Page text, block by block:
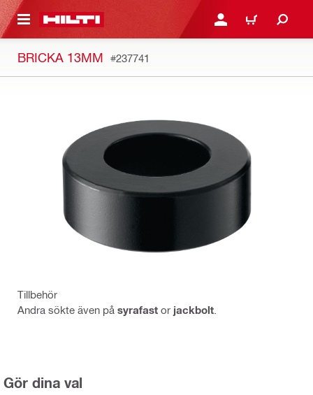
GÅ TILL HUVUDSIDAN LOGGA IN ELLER
VARUKORG
BRICKA 13MM #237741
Tillbehör
Andra sökte även på syrafast or jackbolt
Gör dina val